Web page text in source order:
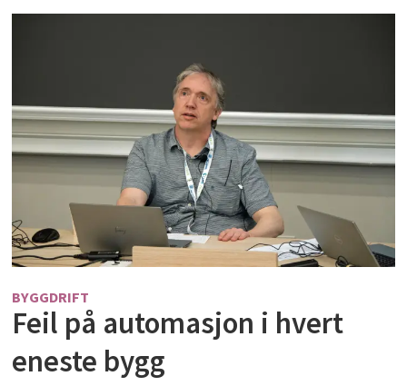
BYGGDRIFT
Feil på automasjon i hvert
eneste bygg